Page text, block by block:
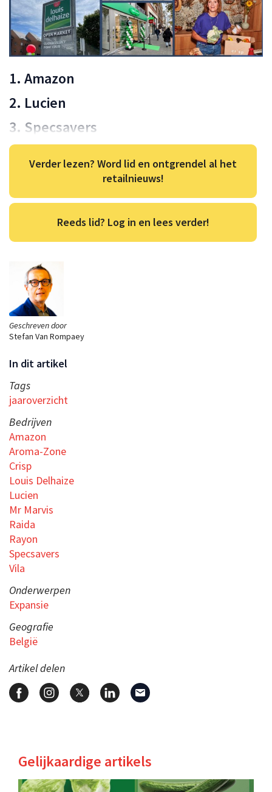
Geschreven door
Stefan Van Rompaey
In dit artikel
Tags
jaaroverzicht
Bedrijven
Amazon
Aroma-Zone
Crisp
Louis Delhaize
Lucien
Mr Marvis
Raida
Rayon
Specsavers
Vila
Onderwerpen
Expansie
Geografie
België
Artikel delen
1. Amazon
2. Lucien
3. Specsavers
Verder lezen? Word lid en ontgrendel al het
retailnieuws!
Reeds lid? Log in en lees verder!
Gelijkaardige artikels